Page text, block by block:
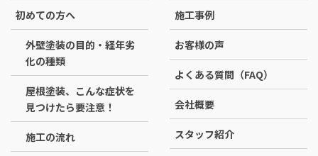
初めての方へ
外壁塗装の目的・経年劣
化の種類
屋根塗装、こんな症状を
見つけたら要注意！
施工の流れ
施工事例
お客様の声
よくある質問（FAQ）
会社概要
スタッフ紹介